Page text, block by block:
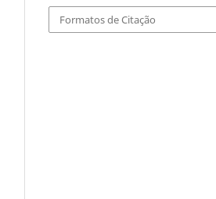
Formatos de Citação